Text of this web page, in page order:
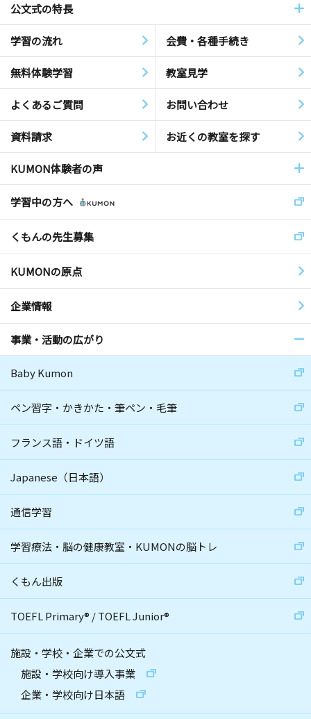
公文式の特長
学習の流れ 会費・各種手続き
無料体験学習 教室見学
よくあるご質問 お問い合わせ
資料請求 お近くの教室を探す
KUMON体験者の声
学習中の方へ
くもんの先生募集
KUMONの原点
企業情報
事業・活動の広がり
Baby Kumon
ペン習字・かきかた・筆ペン・毛筆
フランス語・ドイツ語
Japanese（日本語）
通信学習
学習療法・脳の健康教室・KUMONの脳トレ
くもん出版
TOEFL Primary® /TOEFL Junior®
施設・学校・企業での公文式
施設・学校向け導入事業
企業・学校向け日本語